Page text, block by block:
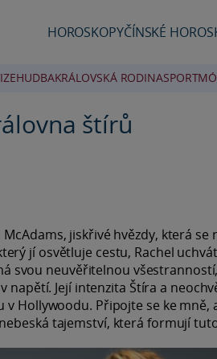
HOROSKOPYČÍNSKÉ
HUDBAKRÁLOVSKÁ RODINASPORT
štírů
jiskřivé hvězdy, která
jí osvětluje cestu, Rachel
svou neuvěřitelnou
napětí. Její intenzita Štíra a
v Hollywoodu. Připojte se ke
tajemství, která formují